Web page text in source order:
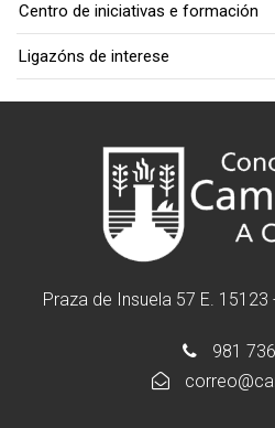
Centro de iniciativas e formación
Ligazóns de interese
Praza de Insuela 57 E. 15123
981